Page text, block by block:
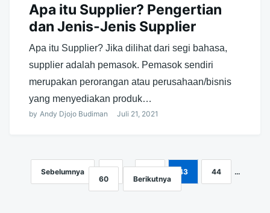
Apa itu Supplier? Pengertian
dan Jenis-Jenis Supplier
Apa itu Supplier? Jika dilihat dari segi bahasa,
supplier adalah pemasok. Pemasok sendiri
merupakan perorangan atau perusahaan/bisnis
yang menyediakan produk…
by Andy Djojo Budiman Juli 21, 2021
Navigasi
pos
Sebelumnya 43 44
…
60
Berikutnya